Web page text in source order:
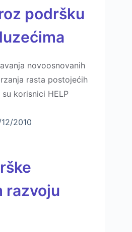
podršku
novoosnovanih
rasta postojećih
korisnici HELP
12/2010
razvoju